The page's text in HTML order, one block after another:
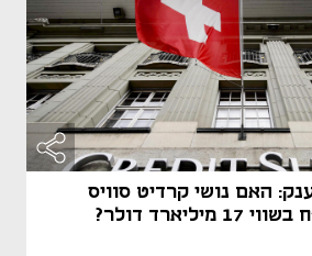
האם נושי קרדיט סוויס
דולר?